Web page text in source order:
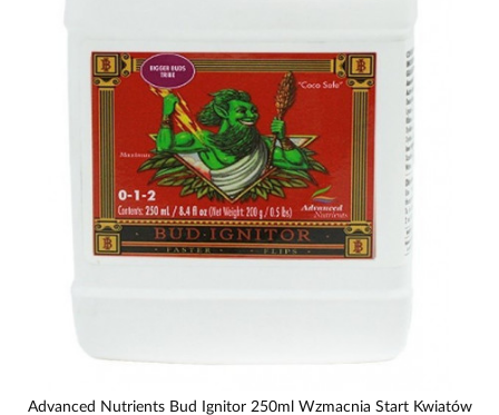
Advanced Nutrients Bud Ignitor 250ml Wzmacnia Start Kwiatów